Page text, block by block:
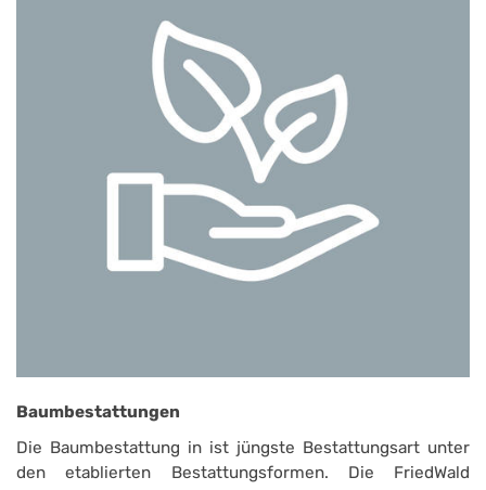
Baumbestattungen
Die Baumbestattung in ist jüngste Bestattungsart unter
den etablierten Bestattungsformen. Die FriedWald